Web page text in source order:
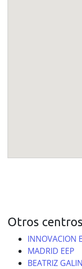
Otros
INNOVACION
MADRID EEP
BEATRIZ